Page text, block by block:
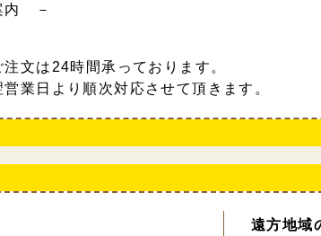
内 －
文は24時間承っております。
業日より順次対応させて頂きます。
遠方地域